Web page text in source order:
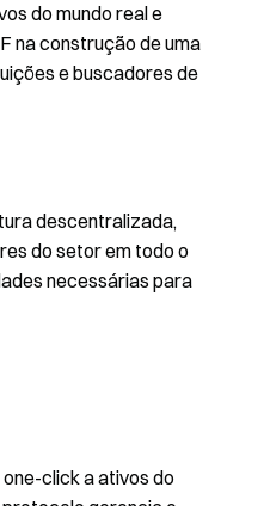
do mundo real e
na construção de uma
e buscadores de
descentralizada,
do setor em todo o
necessárias para
click a ativos do